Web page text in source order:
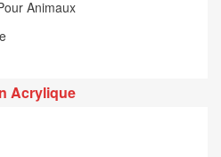
Animaux
Acrylique